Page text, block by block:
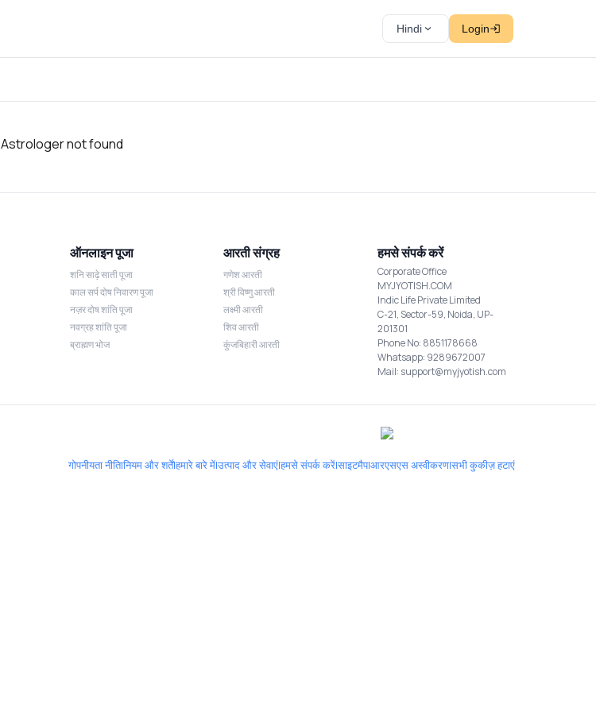
Hindi Login
Astrologer not found
ऑनलाइन पूजा
शनि साढ़े साती पूजा
काल सर्प दोष निवारण पूजा
नज़र दोष शांति पूजा
नवग्रह शांति पूजा
ब्राह्मण भोज
आरती संग्रह
गणेश आरती
श्री विष्णु आरती
लक्ष्मी आरती
शिव आरती
कुंजबिहारी आरती
हमसे संपर्क करें
Corporate Office
MYJYOTISH.COM
Indic Life Private Limited
C-21, Sector-59, Noida, UP-
201301
Phone No: 8851178668
Whatsapp: 9289672007
Mail: support@myjyotish.com
गोपनीयता नीति|नियम और शर्तें|हमारे बारे में|उत्पाद और सेवाएं|हमसे संपर्क करें|साइटमैप|आरएसएस अस्वीकरण|सभी कुकीज़ हटाएं